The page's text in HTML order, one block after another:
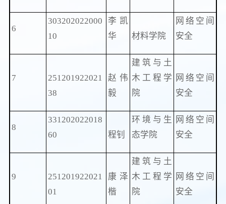
6
303202022000
10
李凯
华
材料学院
网络空间
安全
7
251201922021
38
赵伟
毅
建筑与土
木工程学
院
网络空间
安全
8
331202022018
60
程钊
环境与生
态学院
网络空间
安全
9
251201922021
01
康泽
楷
建筑与土
木工程学
院
网络空间
安全